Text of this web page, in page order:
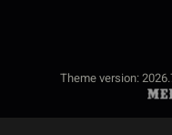
Theme version: